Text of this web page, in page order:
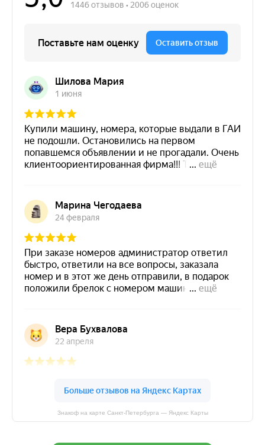
Знакоф на карте Санкт‑Петербурга — Яндекс Карты